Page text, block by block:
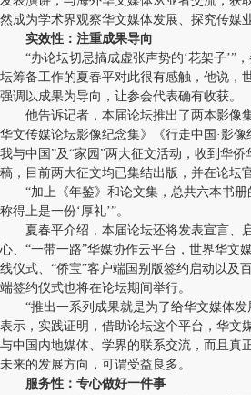
然成为学术界观察华文媒体发展、探究传媒
实效性：注重成果导向
“办论坛切忌搞成虚张声势的‘花架子’”，
坛筹备工作的夏春平对此很有感触，他说，
强调以成果为导向，让参会代表确有收获。
他告诉记者，本届论坛推出了两本影像
华文传媒论坛影像纪念集》《行走中国·影像
我与中国”及“家园”两大征文活动，收到华
稿，目前两大征文均已集结出版，并在论坛
“加上《年鉴》和论文集，总共六本书册
称得上是一份‘厚礼’”。
夏春平介绍，本届论坛还将发表宣言、
心、“一带一路”华媒协作云平台，世界华文
线仪式、“侨宝”客户端国别版签约启动以及
端签约仪式也将在论坛期间举行。
“推出一系列成果就是为了给华文媒体发
表示，实践证明，借助论坛这个平台，华文
与中国内地媒体、学界的联系交流，而且真
未来的发展方向，可谓受益良多。
服务性：专心做好一件事